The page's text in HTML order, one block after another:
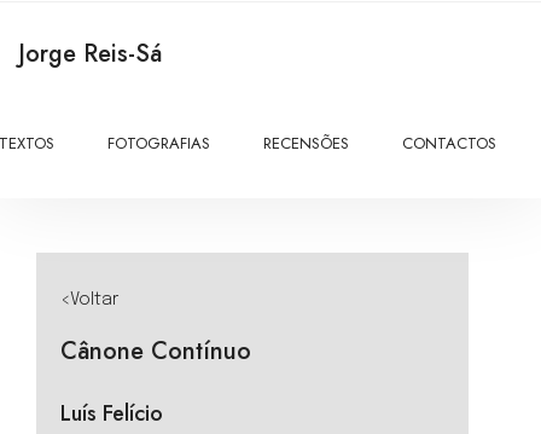
Jorge Reis-Sá
TEXTOS FOTOGRAFIAS RECENSÕES CONTACTOS
<Voltar
Cânone Contínuo
Luís Felício